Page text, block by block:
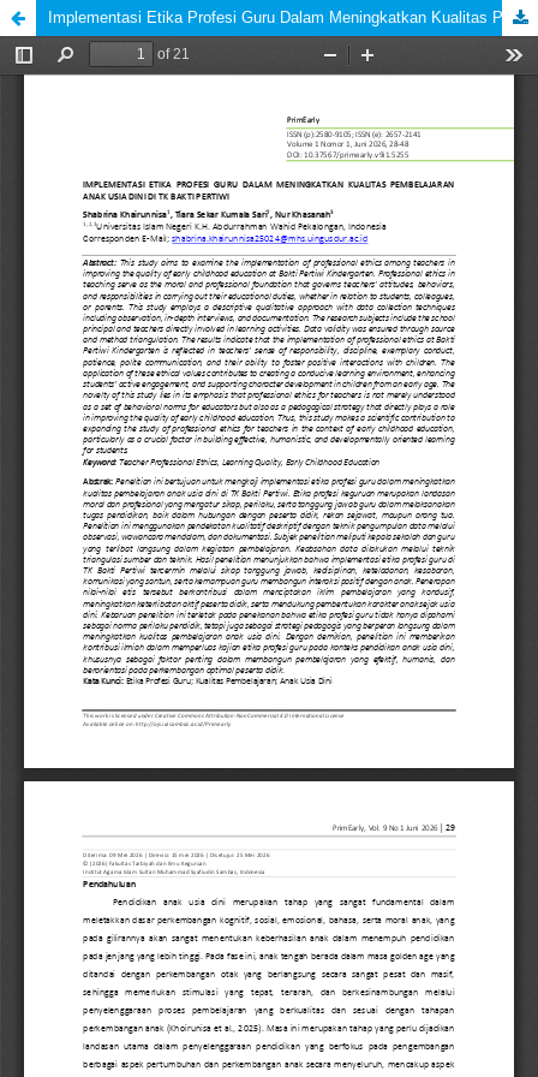
Implementasi Etika Profesi Guru Dalam Meningkatkan Kualitas Pembelajaran Anak Usia Dini di TK Bakti Pertiwi